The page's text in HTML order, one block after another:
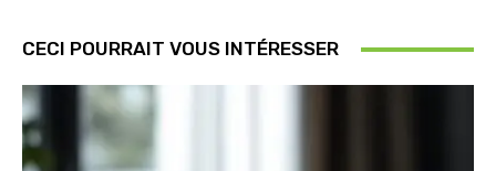
CECI POURRAIT VOUS INTÉRESSER